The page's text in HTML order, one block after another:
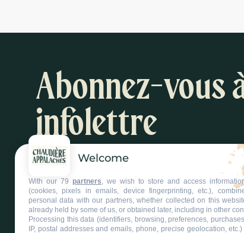
Abonnez-vous
infolettre
Inspirations et suggestions d'activités
S'abonner à l'infolettre
Welcome
With our 79 partners, we wish to store and access
(cookies, pixels in emails, device fingerprinting, etc.),
personal data with our partners, whether collected on this
already held by some of us, or obtained later, including in other
Processing this data (identifiers, browsing, preferences,
IP, postal addresses and emails, phone, precise geolocation,